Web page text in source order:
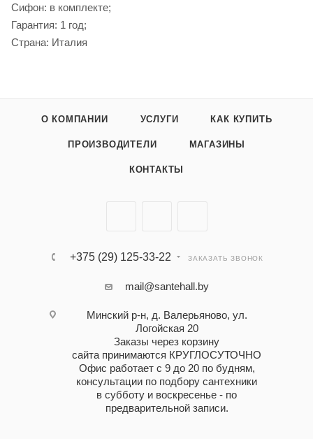
Сифон: в комплекте;
Гарантия: 1 год;
Страна: Италия
О КОМПАНИИ УСЛУГИ КАК КУПИТЬ
ПРОИЗВОДИТЕЛИ МАГАЗИНЫ
КОНТАКТЫ
+375 (29) 125-33-22 ЗАКАЗАТЬ ЗВОНОК
mail@santehall.by
Минский р-н, д. Валерьяново, ул.
Логойская 20
Заказы через корзину
сайта принимаются КРУГЛОСУТОЧНО
Офис работает с 9 до 20 по будням,
консультации по подбору сантехники
в субботу и воскресенье - по
предварительной записи.